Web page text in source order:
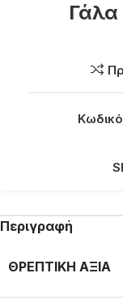
Γάλα
Περιγραφή
ΘΡΕΠΤΙΚΗ ΑΞΙΑ